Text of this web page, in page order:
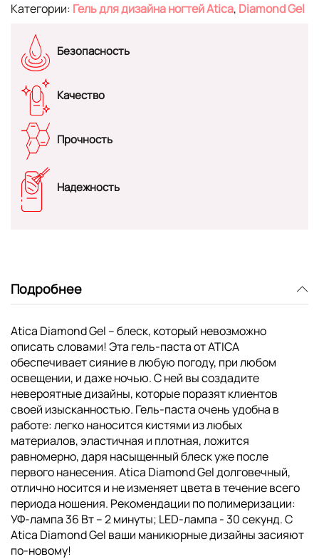
Категории: Гель для дизайна ногтей Atica, Diamond Gel
Безопасность
Качество
Прочность
Надежность
Подробнее
Atica Diamond Gel – блеск, который невозможно
описать словами! Эта гель-паста от ATICA
обеспечивает сияние в любую погоду, при любом
освещении, и даже ночью. С ней вы создадите
невероятные дизайны, которые поразят клиентов
своей изысканностью. Гель-паста очень удобна в
работе: легко наносится кистями из любых
материалов, эластичная и плотная, ложится
равномерно, даря насыщенный блеск уже после
первого нанесения. Atica Diamond Gel долговечный,
отлично носится и не изменяет цвета в течение всего
периода ношения. Рекомендации по полимеризации:
УФ-лампа 36 Вт – 2 минуты; LED-лампа - 30 секунд. С
Atica Diamond Gel ваши маникюрные дизайны засияют
по-новому!